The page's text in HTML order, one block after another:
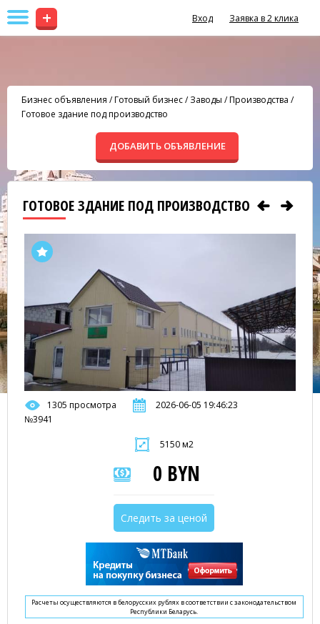
+ Вход Заявка в 2 клика
Бизнес объявления /Готовый бизнес/Заводы / Производства /
Готовое здание под производство
ДОБАВИТЬ ОБЪЯВЛЕНИЕ
ГОТОВОЕ ЗДАНИЕ ПОД ПРОИЗВОДСТВО
1305 просмотра
2026-06-05 19:46:23
№3941
5150 м2
0 BYN
Следить за ценой
Расчеты осуществляются в белорусских рублях в соответствии с законодательством
Республики Беларусь.